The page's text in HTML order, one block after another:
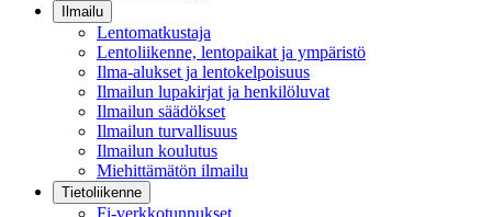
Ilmailu
Lentomatkustaja
Lentoliikenne, lentopaikat ja ympäristö
Ilma-alukset ja lentokelpoisuus
Ilmailun lupakirjat ja henkilöluvat
Ilmailun säädökset
Ilmailun turvallisuus
Ilmailun koulutus
Miehittämätön ilmailu
Tietoliikenne
Fi-verkkotunnukset